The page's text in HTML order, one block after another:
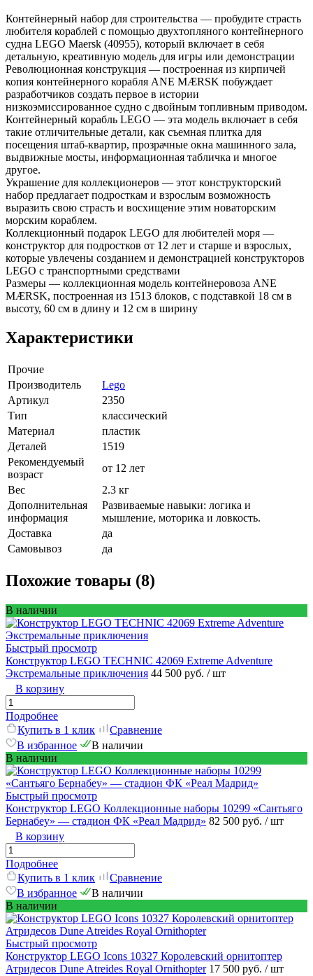
Контейнерный набор для строительства — пробудите страсть
любителя кораблей с помощью двухтопляного контейнерного
судна LEGO Maersk (40955), который включает в себя
детальную, креативную модель для игры или демонстрации
Революционная конструкция — построенная из кирпичей
копия контейнерного корабля ANE MÆRSK побуждает
разработчиков создать первое в истории
низкоэмиссированное судно с двойным топливным приводом.
Контейнерный корабль LEGO — эта модель включает в себя
такие отличительные детали, как съемная плитка для
посещения штаб-квартир, прозрачные окна машинного зала,
выдвижные мосты, информационная табличка и многое
другое.
Украшение для коллекционеров — этот конструкторский
набор предлагает подросткам и взрослым возможность
выразить свою страсть и восхищение этим новаторским
морским кораблем.
Коллекционный подарок LEGO для любителей моря —
конструктор для подростков от 12 лет и старше и взрослых,
которые увлечены созданием и демонстрацией конструкторов
LEGO с транспортными средствами
Размеры — коллекционная модель контейнеровоза ANE
MÆRSK, построенная из 1513 блоков, с подставкой 18 см в
высоту, 60 см в длину и 12 см в ширину
Характеристики
Прочие
Производитель
Lego
Артикул
2350
Тип
классический
Материал
пластик
Деталей
1519
Рекомендуемый
возраст
от 12 лет
Вес
2.3 кг
Дополнительная
информация
Развиваемые навыки: логика и
мышление, моторика и ловкость.
Доставка
да
Самовывоз
да
Похожие товары (8)
В наличии
Быстрый просмотр
Конструктор LEGO TECHNIC 42069 Extreme Adventure
Экстремальные приключения 44 500 руб. / шт
В корзину
Подробнее
Купить в 1 клик
Сравнение
В избранное
В наличии
В наличии
Быстрый просмотр
Конструктор LEGO Коллекционные наборы 10299 «Сантьяго
Бернабеу» — стадион ФК «Реал Мадрид» 82 500 руб. / шт
В корзину
Подробнее
Купить в 1 клик
Сравнение
В избранное
В наличии
В наличии
Быстрый просмотр
Конструктор LEGO Icons 10327 Королевский орнитоптер
Атридесов Dune Atreides Royal Ornithopter 17 500 руб. / шт